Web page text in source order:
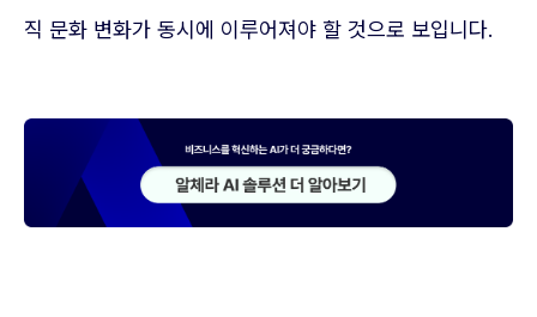
직 문화 변화가 동시에 이루어져야 할 것으로 보입니다.